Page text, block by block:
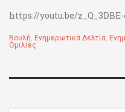
https://youtu.be/
Βουλή, Ενημερωτικά Δελτία,
Ομιλίες